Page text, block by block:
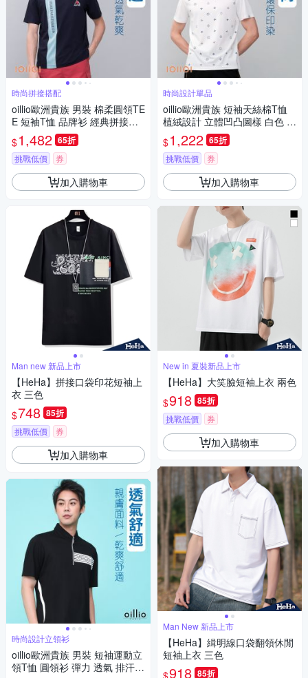
時尚拼接搭配
oillio歐洲貴族 男裝 棉柔圓領TE
E 短袖T恤 品牌衫 經典拼接單
品 藏青色 法國品牌 有大尺碼
$1,482 65折
挑戰低價 券
加入購物車
Man new 新品上市
【HeHa】拼接口袋印花短袖上
衣 三色
$748 85折
挑戰低價 券
加入購物車
時尚設計立領衫
oillio歐洲貴族 男裝 短袖運動立
領T恤 圓領衫 彈力 透氣 排汗速
時尚設計單品
oillio歐洲貴族 短袖天絲棉T恤
植絨設計 立體凹凸圖樣 白色 男
女裝 法國品牌
$1,222 65折
挑戰低價 券
加入購物車
New in 夏裝新品上市
【HeHa】大笑臉短袖上衣 兩色
$918 85折
挑戰低價 券
加入購物車
Man New 新品上市
【HeHa】緝明線口袋翻領休閒
短袖上衣 三色
918 85折